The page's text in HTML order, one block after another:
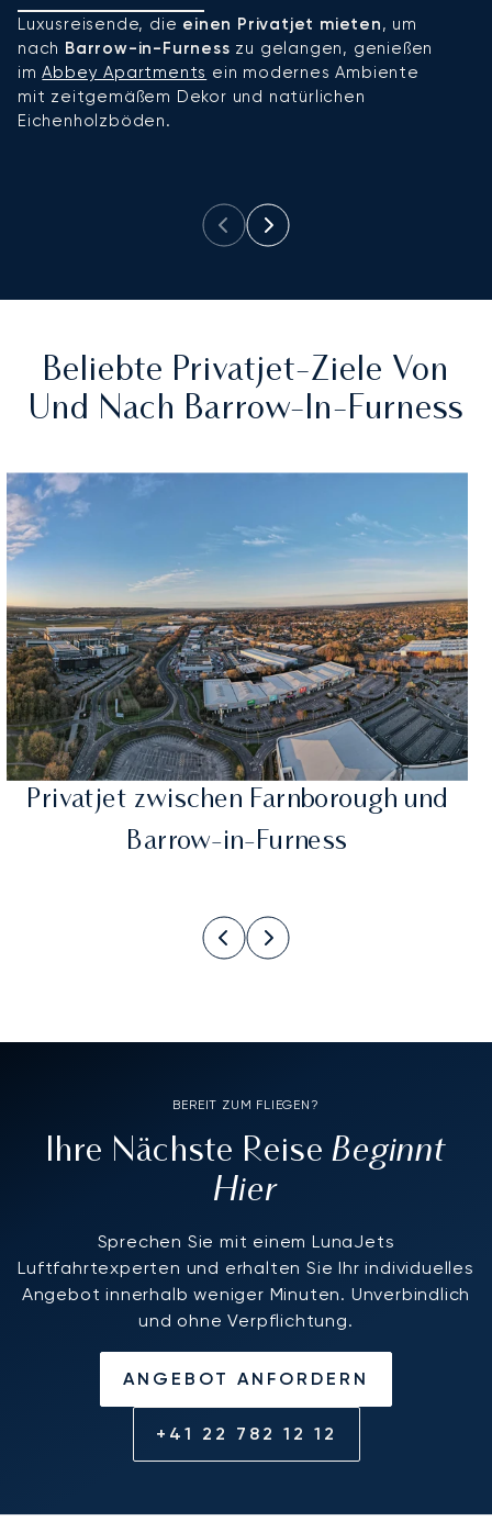
Luxusreisende, die einen Privatjet mieten, um
nach Barrow-in-Furness zu gelangen, genießen
imAbbey Apartments ein modernes Ambiente
mit zeitgemäßem Dekor und natürlichen
Eichenholzböden.
Beliebte Privatjet-Ziele Von
Und Nach Barrow-In-Furness
Privatjet zwischen Farnborough und
Barrow-in-Furness
BEREIT ZUM FLIEGEN?
Ihre Nächste ReiseBeginnt
Hier
Sprechen Sie mit einem LunaJets
Luftfahrtexperten und erhalten Sie Ihr individuelles
Angebot innerhalb weniger Minuten. Unverbindlich
und ohne Verpflichtung.
ANGEBOT ANFORDERN
+41 22 782 12 12